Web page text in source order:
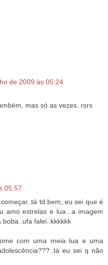
de 2009 às 05:24
mas só as vezes. rsrs
05:57
td bem, eu sei que é
amo estrelas e lua...a imagem
falei..kkkkkk
com uma meia lua e uma
eu sei q não